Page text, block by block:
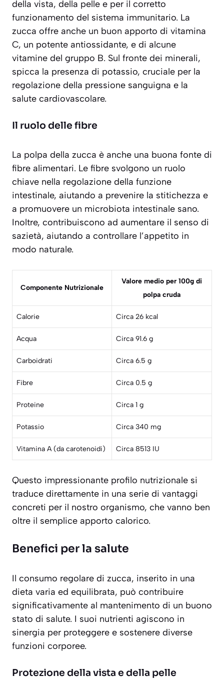
della vista, della pelle e per il corretto
funzionamento del sistema immunitario. La
zucca offre anche un buon apporto di vitamina
C, un potente antiossidante, e di alcune
vitamine del gruppo B. Sul fronte dei minerali,
spicca la presenza di potassio, cruciale per la
regolazione della pressione sanguigna e la
salute cardiovascolare.
Il ruolo delle fibre
La polpa della zucca è anche una buona fonte di
fibre alimentari. Le fibre svolgono un ruolo
chiave nella regolazione della funzione
intestinale, aiutando a prevenire la stitichezza e
a promuovere un microbiota intestinale sano.
Inoltre, contribuiscono ad aumentare il senso di
sazietà, aiutando a controllare l’appetito in
modo naturale.
Componente Nutrizionale
Valore medio per 100g di
polpa cruda
Calorie Circa 26 kcal
Acqua Circa 91.6 g
Carboidrati Circa 6.5 g
Fibre Circa 0.5 g
Proteine Circa 1 g
Potassio Circa 340 mg
Vitamina A (da carotenoidi) Circa 8513 IU
Questo impressionante profilo nutrizionale si
traduce direttamente in una serie di vantaggi
concreti per il nostro organismo, che vanno ben
oltre il semplice apporto calorico.
Benefici per la salute
Il consumo regolare di zucca, inserito in una
dieta varia ed equilibrata, può contribuire
significativamente al mantenimento di un buono
stato di salute. I suoi nutrienti agiscono in
sinergia per proteggere e sostenere diverse
funzioni corporee.
Protezione della vista e della pelle